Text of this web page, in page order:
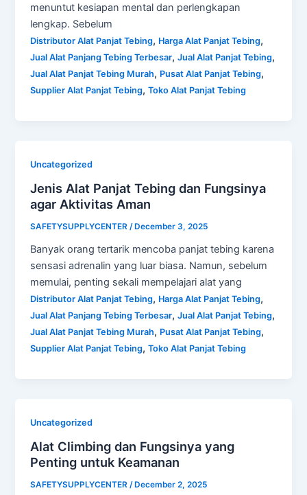
menuntut kesiapan mental dan perlengkapan
lengkap. Sebelum
Distributor Alat Panjat Tebing, Harga Alat Panjat Tebing,
Jual Alat Panjang Tebing Terbesar,Jual Alat Panjat Tebing,
Jual Alat Panjat Tebing Murah, Pusat Alat Panjat Tebing,
Supplier Alat Panjat Tebing,Toko Alat Panjat Tebing
Uncategorized
Jenis Alat Panjat Tebing dan Fungsinya
agar Aktivitas Aman
SAFETYSUPPLYCENTER /December 3, 2025
Banyak orang tertarik mencoba panjat tebing karena
sensasi adrenalin yang luar biasa. Namun, sebelum
memulai, penting sekali mempelajari alat yang
Distributor Alat Panjat Tebing, Harga Alat Panjat Tebing,
Jual Alat Panjang Tebing Terbesar,Jual Alat Panjat Tebing,
Jual Alat Panjat Tebing Murah, Pusat Alat Panjat Tebing,
Supplier Alat Panjat Tebing,Toko Alat Panjat Tebing
Uncategorized
Alat Climbing dan Fungsinya yang
Penting untuk Keamanan
SAFETYSUPPLYCENTER /December 2, 2025